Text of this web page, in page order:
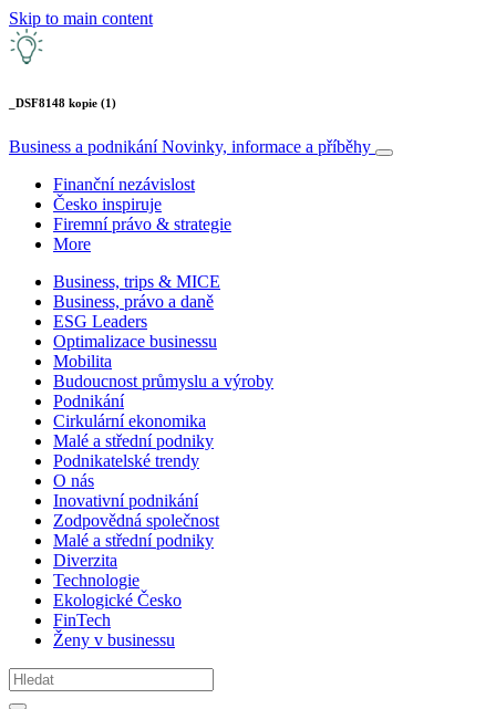
Skip to main content
_DSF8148 kopie (1)
Business a podnikáníNovinky, informace a příběhy
Finanční nezávislost
Česko inspiruje
Firemní právo & strategie
More
Business, trips & MICE
Business, právo a daně
ESG Leaders
Optimalizace businessu
Mobilita
Budoucnost průmyslu a výroby
Podnikání
Cirkulární ekonomika
Malé a střední podniky
Podnikatelské trendy
O nás
Inovativní podnikání
Zodpovědná společnost
Malé a střední podniky
Diverzita
Technologie
Ekologické Česko
FinTech
Ženy v businessu